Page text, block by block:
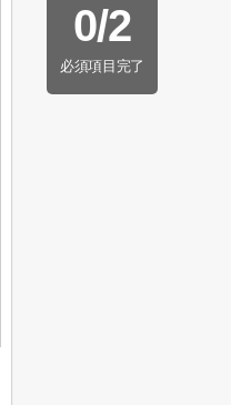
0/2
必須項目完了